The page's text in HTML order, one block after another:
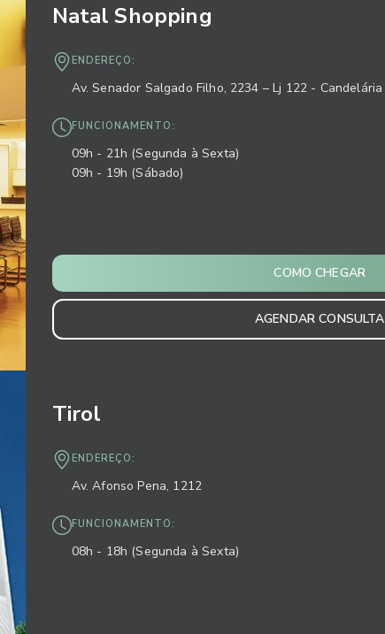
Natal Shopping
ENDEREÇO:
Av. Senador Salgado Filho, 2234 – Lj 122 - Candelária
FUNCIONAMENTO:
09h - 21h (Segunda à Sexta)
09h - 19h (Sábado)
COMO CHEGAR
AGENDAR CONSULTA
Tirol
ENDEREÇO:
Av. Afonso Pena, 1212
FUNCIONAMENTO:
08h - 18h (Segunda à Sexta)